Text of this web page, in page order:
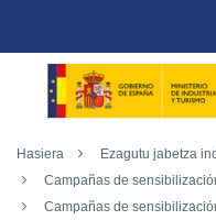
Hasiera
Ezagutu jabetza
Campañas de
Campañas de